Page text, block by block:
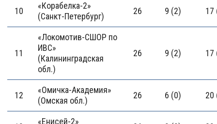
10
«Корабелка-2»
(Санкт-Петербург)
26 9 (2) 17
11
«Локомотив-СШОР по
ИВС»
(Калининградская
обл.)
26 9 (2) 17
12
«Омичка-Академия»
(Омская обл.)
26 6 (0) 20
«Енисей-2»